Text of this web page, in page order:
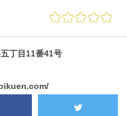
丁目11番41号